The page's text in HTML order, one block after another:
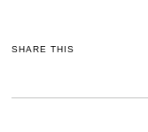
SHARE THIS